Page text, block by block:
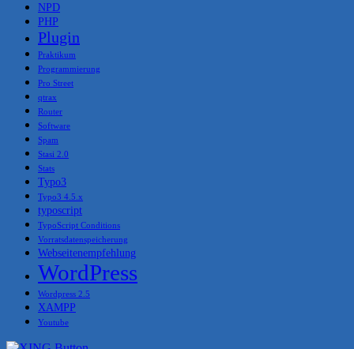
NPD
PHP
Plugin
Praktikum
Programmierung
Pro Street
qtrax
Router
Software
Spam
Stasi 2.0
Stats
Typo3
Typo3 4.5.x
typoscript
TypoScript Conditions
Vorratsdatenspeicherung
Webseitenempfehlung
WordPress
Wordpress 2.5
XAMPP
Youtube